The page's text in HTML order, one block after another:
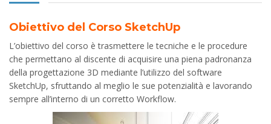
Obiettivo del Corso SketchUp
L’obiettivo del corso è trasmettere le tecniche e le procedure
che permettano al discente di acquisire una piena padronanza
della progettazione 3D mediante l’utilizzo del software
SketchUp, sfruttando al meglio le sue potenzialità e lavorando
sempre all’interno di un corretto Workflow.